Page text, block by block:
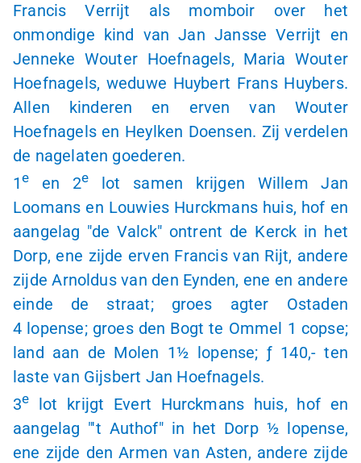
Francis Verrijt als momboir over het
onmondige kind van Jan Jansse Verrijt en
Jenneke Wouter Hoefnagels, Maria Wouter
Hoefnagels, weduwe Huybert Frans Huybers.
Allen kinderen en erven van Wouter
Hoefnagels en Heylken Doensen. Zij verdelen
de nagelaten goederen.
1e en 2e
lot samen krijgen Willem Jan
Loomans en Louwies Hurckmans huis, hof en
aangelag "de Valck" ontrent de Kerck in het
Dorp, ene zijde erven Francis van Rijt, andere
zijde Arnoldus van den Eynden, ene en andere
einde de straat; groes agter Ostaden
4 lopense; groes den Bogt te Ommel 1 copse;
land aan de Molen 1½ lopense; ƒ 140,- ten
laste van Gijsbert Jan Hoefnagels.
3e
lot krijgt Evert Hurckmans huis, hof en
aangelag "'t Authof" in het Dorp ½ lopense,
ene zijde den Armen van Asten, andere zijde